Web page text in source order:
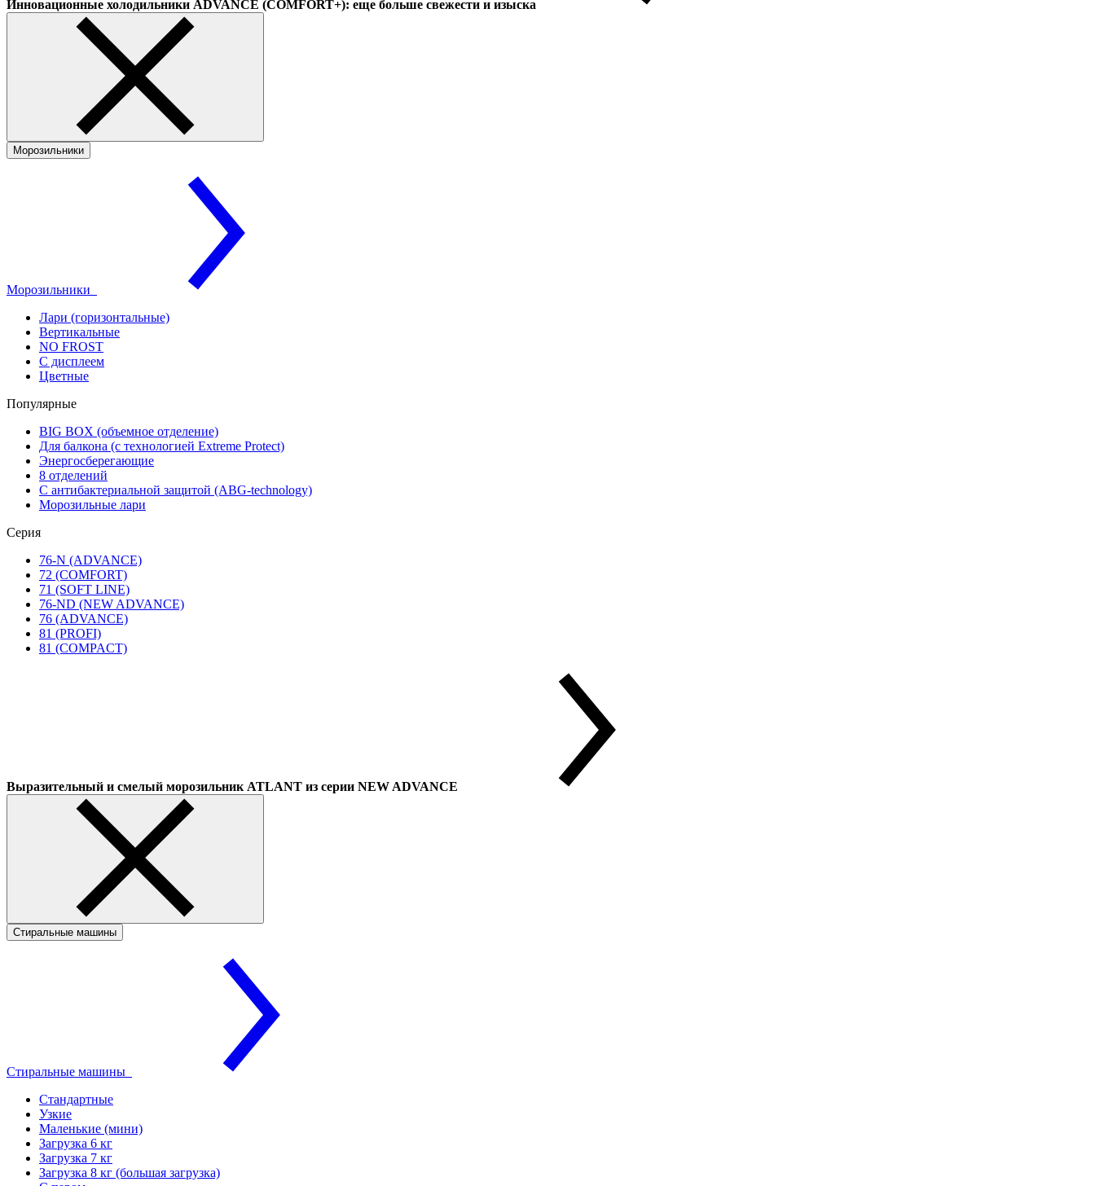
Инновационные холодильники ADVANCE (COMFORT+): еще больше свежести и изыска
Морозильники
Морозильники
Лари (горизонтальные)
Вертикальные
NO FROST
С дисплеем
Цветные
Популярные
BIG BOX (объемное отделение)
Для балкона (с технологией Extreme Protect)
Энергосберегающие
8 отделений
С антибактериальной защитой (ABG-technology)
Морозильные лари
Серия
76-N (ADVANCE)
72 (COMFORT)
71 (SOFT LINE)
76-ND (NEW ADVANCE)
76 (ADVANCE)
81 (PROFI)
81 (COMPACT)
Выразительный и смелый морозильник ATLANT из серии NEW ADVANCE
Стиральные машины
Стиральные машины
Стандартные
Узкие
Маленькие (мини)
Загрузка 6 кг
Загрузка 7 кг
Загрузка 8 кг (большая загрузка)